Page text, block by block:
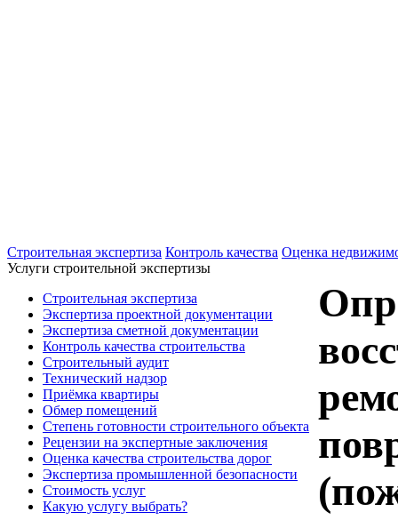
Строительная экспертиза Контроль качества Оценка
Услуги строительной экспертизы
Строительная экспертиза
Экспертиза проектной документации
Экспертиза сметной документации
Контроль качества строительства
Строительный аудит
Технический надзор
Приёмка квартиры
Обмер помещений
Степень готовности строительного объекта
Рецензии на экспертные заключения
Оценка качества строительства дорог
Экспертиза промышленной безопасности
Стоимость услуг
Какую услугу выбрать?